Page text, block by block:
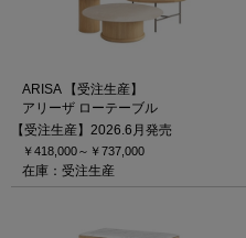
ARISA 【受注生産】
アリーザ ローテーブル
【受注生産】2026.6月発売
￥418,000～ ￥737,000
在庫：受注生産